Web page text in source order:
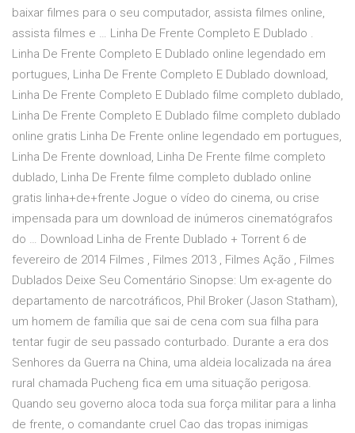
baixar filmes para o seu computador, assista filmes online,
assista filmes e … Linha De Frente Completo E Dublado .
Linha De Frente Completo E Dublado online legendado em
portugues, Linha De Frente Completo E Dublado download,
Linha De Frente Completo E Dublado filme completo dublado,
Linha De Frente Completo E Dublado filme completo dublado
online gratis Linha De Frente online legendado em portugues,
Linha De Frente download, Linha De Frente filme completo
dublado, Linha De Frente filme completo dublado online
gratis linha+de+frente Jogue o vídeo do cinema, ou crise
impensada para um download de inúmeros cinematógrafos
do … Download Linha de Frente Dublado + Torrent 6 de
fevereiro de 2014 Filmes , Filmes 2013 , Filmes Ação , Filmes
Dublados Deixe Seu Comentário Sinopse: Um ex-agente do
departamento de narcotráficos, Phil Broker (Jason Statham),
um homem de família que sai de cena com sua filha para
tentar fugir de seu passado conturbado. Durante a era dos
Senhores da Guerra na China, uma aldeia localizada na área
rural chamada Pucheng fica em uma situação perigosa.
Quando seu governo aloca toda sua força militar para a linha
de frente, o comandante cruel Cao das tropas inimigas